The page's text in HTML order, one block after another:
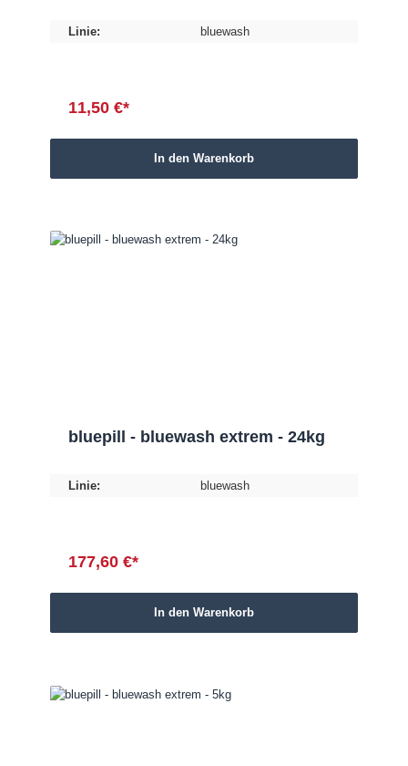
Linie: bluewash
11,50 €*
In den Warenkorb
bluepill - bluewash extrem - 24kg
Linie: bluewash
177,60 €*
In den Warenkorb